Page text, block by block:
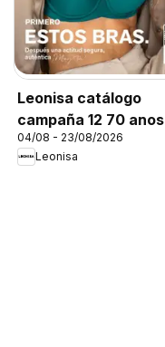
Leonisa catálogo
campaña 12 70 anos
04/08 - 23/08/2026
Leonisa